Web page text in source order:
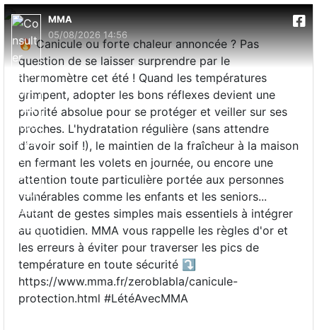
MMA
05/08/2026 14:56
🔥 Canicule ou forte chaleur annoncée ? Pas
question de se laisser surprendre par le
thermomètre cet été ! Quand les températures
grimpent, adopter les bons réflexes devient une
priorité absolue pour se protéger et veiller sur ses
proches. L'hydratation régulière (sans attendre
d'avoir soif !), le maintien de la fraîcheur à la maison
en fermant les volets en journée, ou encore une
attention toute particulière portée aux personnes
vulnérables comme les enfants et les seniors...
Autant de gestes simples mais essentiels à intégrer
au quotidien. MMA vous rappelle les règles d'or et
les erreurs à éviter pour traverser les pics de
température en toute sécurité ⤵️
https://www.mma.fr/zeroblabla/canicule-
protection.html #LétéAvecMMA